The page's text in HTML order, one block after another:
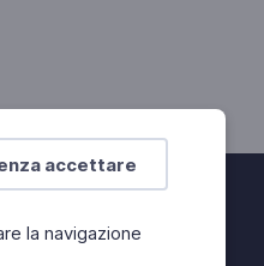
accettare
la navigazione